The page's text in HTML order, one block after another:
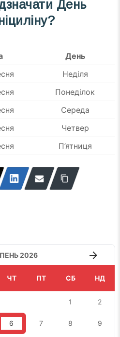
День
День
Неділя
Понеділок
Середа
Четвер
П’ятниця
2026
ЧТ ПТ СБ НД
1 2
6 7 8 9